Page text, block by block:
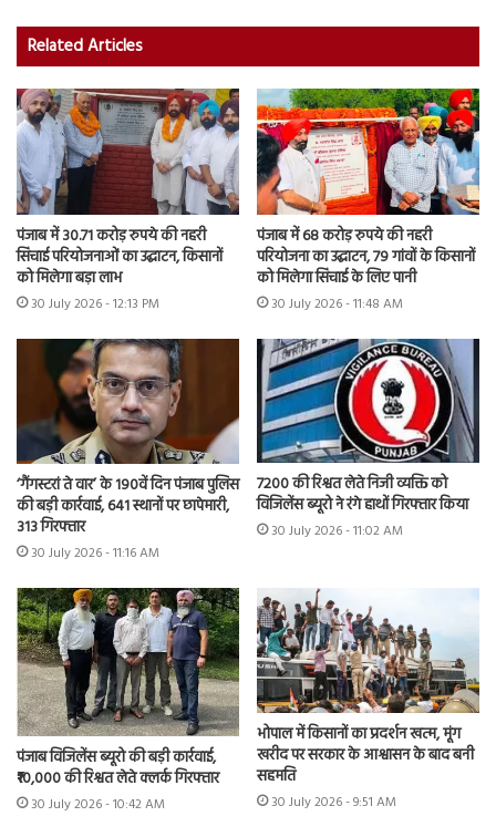
Related Articles
पंजाब में 30.71 करोड़ रुपये की नहरी
सिंचाई परियोजनाओं का उद्घाटन, किसानों
को मिलेगा बड़ा लाभ
30 July 2026 - 12:13 PM
पंजाब में 68 करोड़ रुपये की नहरी
परियोजना का उद्घाटन, 79 गांवों के किसानों
को मिलेगा सिंचाई के लिए पानी
30 July 2026 - 11:48 AM
‘गैंगस्टरां ते वार’ के 190वें दिन पंजाब पुलिस
की बड़ी कार्रवाई, 641 स्थानों पर छापेमारी,
313 गिरफ्तार
30 July 2026 - 11:16 AM
7200 की रिश्वत लेते निजी व्यक्ति को
विजिलेंस ब्यूरो ने रंगे हाथों गिरफ्तार किया
30 July 2026 - 11:02 AM
पंजाब विजिलेंस ब्यूरो की बड़ी कार्रवाई,
₹10,000 की रिश्वत लेते क्लर्क गिरफ्तार
30 July 2026 - 10:42 AM
भोपाल में किसानों का प्रदर्शन खत्म, मूंग
खरीद पर सरकार के आश्वासन के बाद बनी
सहमति
30 July 2026 - 9:51 AM